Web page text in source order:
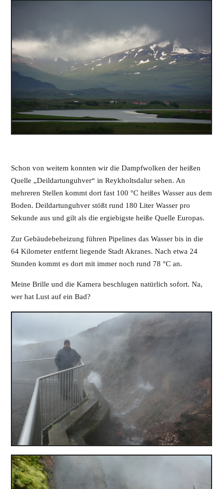
Schon von weitem konnten wir die Dampfwolken der heißen
Quelle „Deildartunguhver“ in Reykholtsdalur sehen. An
mehreren Stellen kommt dort fast 100 °C heißes Wasser aus dem
Boden. Deildartunguhver stößt rund 180 Liter Wasser pro
Sekunde aus und gilt als die ergiebigste heiße Quelle Europas.
Zur Gebäudebeheizung führen Pipelines das Wasser bis in die
64 Kilometer entfernt liegende Stadt Akranes. Nach etwa 24
Stunden kommt es dort mit immer noch rund 78 °C an.
Meine Brille und die Kamera beschlugen natürlich sofort. Na,
wer hat Lust auf ein Bad?